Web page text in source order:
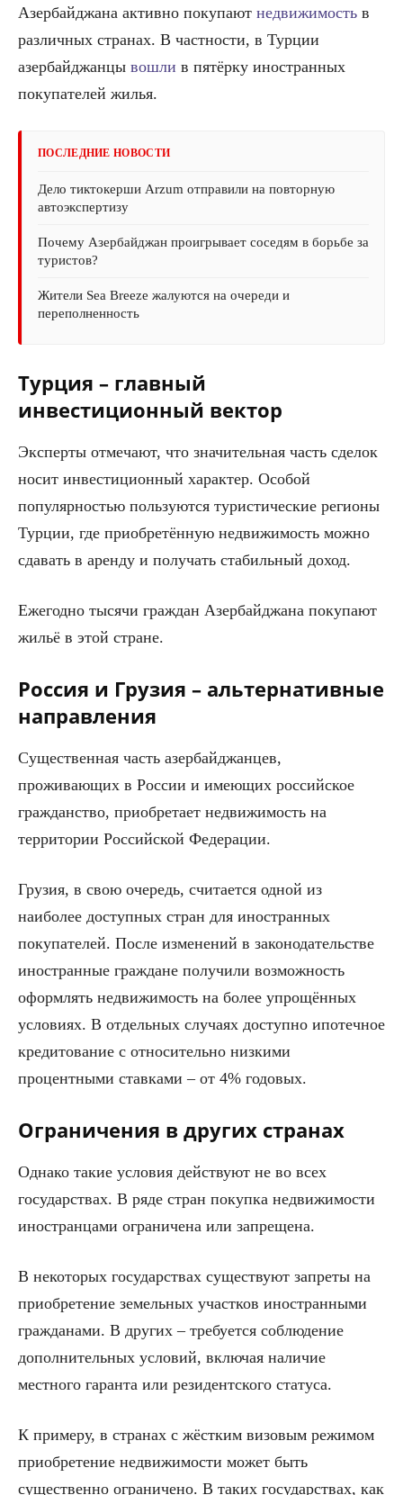
Азербайджана активно покупают недвижимость в
различных странах. В частности, в Турции
азербайджанцы вошли в пятёрку иностранных
покупателей жилья.
ПОСЛЕДНИЕ НОВОСТИ
Дело тиктокерши Arzum отправили на повторную
автоэкспертизу
Почему Азербайджан проигрывает соседям в борьбе за
туристов?
Жители Sea Breeze жалуются на очереди и
переполненность
Турция – главный
инвестиционный вектор
Эксперты отмечают, что значительная часть сделок
носит инвестиционный характер. Особой
популярностью пользуются туристические регионы
Турции, где приобретённую недвижимость можно
сдавать в аренду и получать стабильный доход.
Ежегодно тысячи граждан Азербайджана покупают
жильё в этой стране.
Россия и Грузия – альтернативные
направления
Существенная часть азербайджанцев,
проживающих в России и имеющих российское
гражданство, приобретает недвижимость на
территории Российской Федерации.
Грузия, в свою очередь, считается одной из
наиболее доступных стран для иностранных
покупателей. После изменений в законодательстве
иностранные граждане получили возможность
оформлять недвижимость на более упрощённых
условиях. В отдельных случаях доступно ипотечное
кредитование с относительно низкими
процентными ставками – от 4% годовых.
Ограничения в других странах
Однако такие условия действуют не во всех
государствах. В ряде стран покупка недвижимости
иностранцами ограничена или запрещена.
В некоторых государствах существуют запреты на
приобретение земельных участков иностранными
гражданами. В других – требуется соблюдение
дополнительных условий, включая наличие
местного гаранта или резидентского статуса.
К примеру, в странах с жёстким визовым режимом
приобретение недвижимости может быть
существенно ограничено. В таких государствах, как